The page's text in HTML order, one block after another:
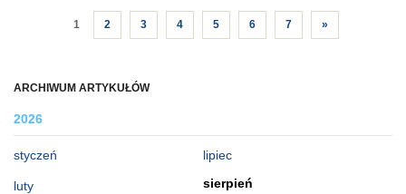
ARCHIWUM ARTYKUŁÓW
2026
styczeń
luty
lipiec
sierpień
1 2 3 4 5 6 7 »